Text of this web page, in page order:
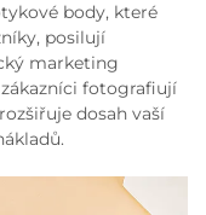
body, které
posilují
marketing
fotografiují
dosah vaší